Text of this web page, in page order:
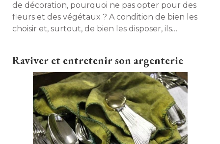
de décoration, pourquoi ne pas opter pour des
fleurs et des végétaux ? A condition de bien les
choisir et, surtout, de bien les disposer, ils
Raviver et entretenir son argenterie